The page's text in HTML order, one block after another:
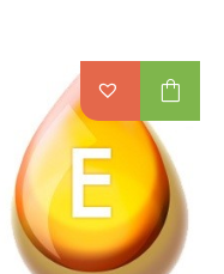
shopping_bag